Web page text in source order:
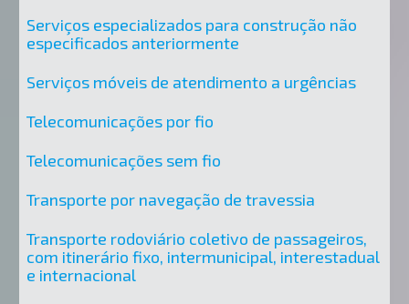
Serviços especializados para construção não
especificados anteriormente
Serviços móveis de atendimento a urgências
Telecomunicações por fio
Telecomunicações sem fio
Transporte por navegação de travessia
Transporte rodoviário coletivo de passageiros,
com itinerário fixo, intermunicipal, interestadual
e internacional